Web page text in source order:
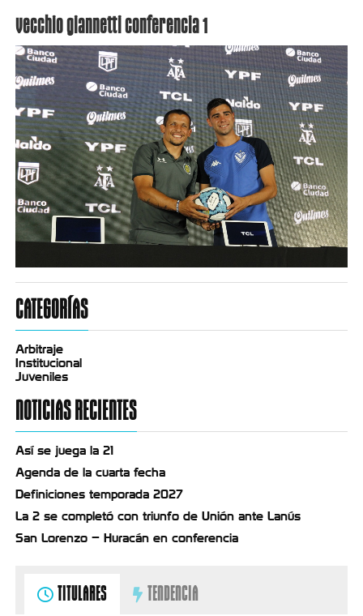
vecchio giannetti conferencia 1
CATEGORÍAS
Arbitraje
Institucional
Juveniles
NOTICIAS RECIENTES
Así se juega la 21
Agenda de la cuarta fecha
Definiciones temporada 2027
La 2 se completó con triunfo de Unión ante Lanús
San Lorenzo – Huracán en conferencia
TITULARES TENDENCIA